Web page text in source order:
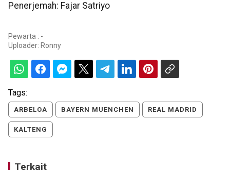
Penerjemah: Fajar Satriyo
Pewarta : -
Uploader: Ronny
Tags:
ARBELOA BAYERN MUENCHEN REAL MADRID
KALTENG
Terkait